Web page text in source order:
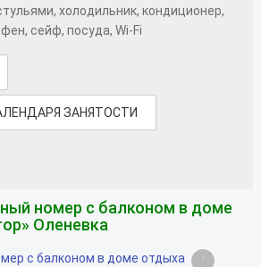
холодильник, кондиционер,
сейф, посуда, Wi-Fi
ЗАНЯТОСТИ
номер с балконом в доме
Оленевка
›